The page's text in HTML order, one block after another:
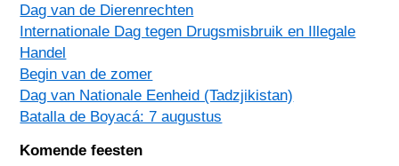
Dag van de Dierenrechten
Internationale Dag tegen Drugsmisbruik en Illegale
Handel
Begin van de zomer
Dag van Nationale Eenheid (Tadzjikistan)
Batalla de Boyacá: 7 augustus
Komende feesten